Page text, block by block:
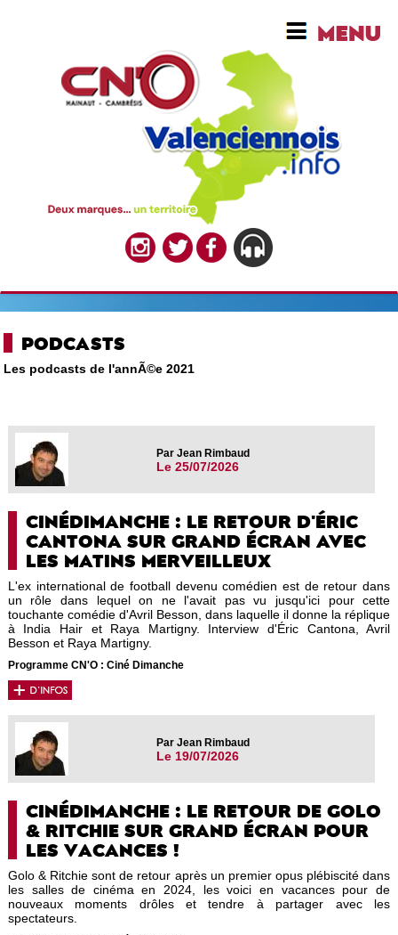
PODCASTS
Les podcasts de l'annÃ©e 2021
Par Jean Rimbaud
Le 25/07/2026
CINÉDIMANCHE : LE RETOUR D'ÉRIC
CANTONA SUR GRAND ÉCRAN AVEC
LES MATINS MERVEILLEUX
L'ex international de football devenu comédien est de retour dans
un rôle dans lequel on ne l'avait pas vu jusqu'ici pour cette
touchante comédie d'Avril Besson, dans laquelle il donne la réplique
à India Hair et Raya Martigny. Interview d'Éric Cantona, Avril
Besson et Raya Martigny.
Programme CN'O : Ciné Dimanche
Par Jean Rimbaud
Le 19/07/2026
CINÉDIMANCHE : LE RETOUR DE GOLO
& RITCHIE SUR GRAND ÉCRAN POUR
LES VACANCES !
Golo & Ritchie sont de retour après un premier opus plébiscité dans
les salles de cinéma en 2024, les voici en vacances pour de
nouveaux moments drôles et tendre à partager avec les
spectateurs.